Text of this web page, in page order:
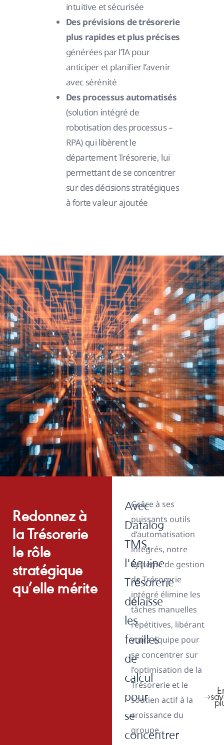
intuitive et sécurisée
Des prévisions de trésorerie
plus rapides et plus précises
générées par l’IA pour
anticiper et planifier l’avenir
avec sérénité
Des processus automatisés
(solution intégré de
robotisation des processus –
RPA) qui libèrent le
département Trésorerie, lui
permettant de se concentrer
sur des décisions stratégiques
à forte valeur ajoutée
Redonnez à
la Trésorerie
le rôle
stratégique
qu’elle mérite​
Avec
Datalog
TMS,
l'équipe
Trésorerie
délaisse
les
feuilles
de
calcul
pour
se
concentrer
Grâce à ses
puissants outils
d’automatisation
intégrés, notre
système de gestion
de Trésorerie
intégré élimine les
tâches manuelles
répétitives, libérant
votre équipe pour
se concentrer sur
l’optimisation de la
Trésorerie et le
soutien actif à la
croissance du
groupe.